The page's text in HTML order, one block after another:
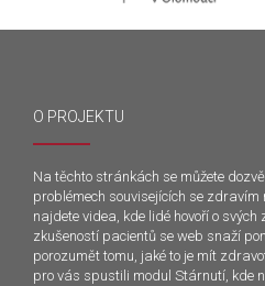
O PROJEKTU
Na těchto stránkách se můžete
problémech souvisejících se zdravím
najdete videa, kde lidé hovoří o svých
zkušeností pacientů se web snaží
porozumět tomu, jaké to je mít
pro vás spustili modul Stárnutí, kde